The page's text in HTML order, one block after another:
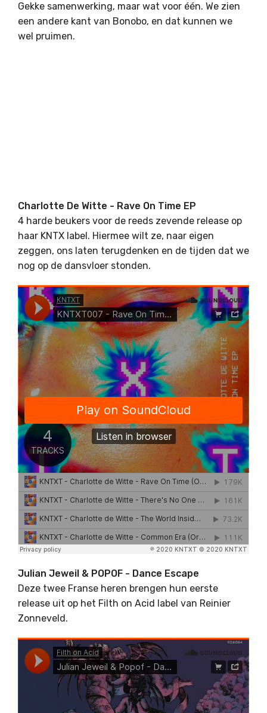
Gekke samenwerking, maar wat voor één. We zien
een andere kant van Bonobo, en dat kunnen we
wel pruimen.
Charlotte De Witte - Rave On Time EP
4 harde beukers voor de reeds zevende release op
haar KNTX label. Hiermee wilt ze, naar eigen
zeggen, ons laten terugdenken en de tijden dat we
nog op de dansvloer stonden.
Julian Jeweil & POPOF - Dance Escape
Deze twee Franse heren brengen hun eerste
release uit op het Filth on Acid label van Reinier
Zonneveld.